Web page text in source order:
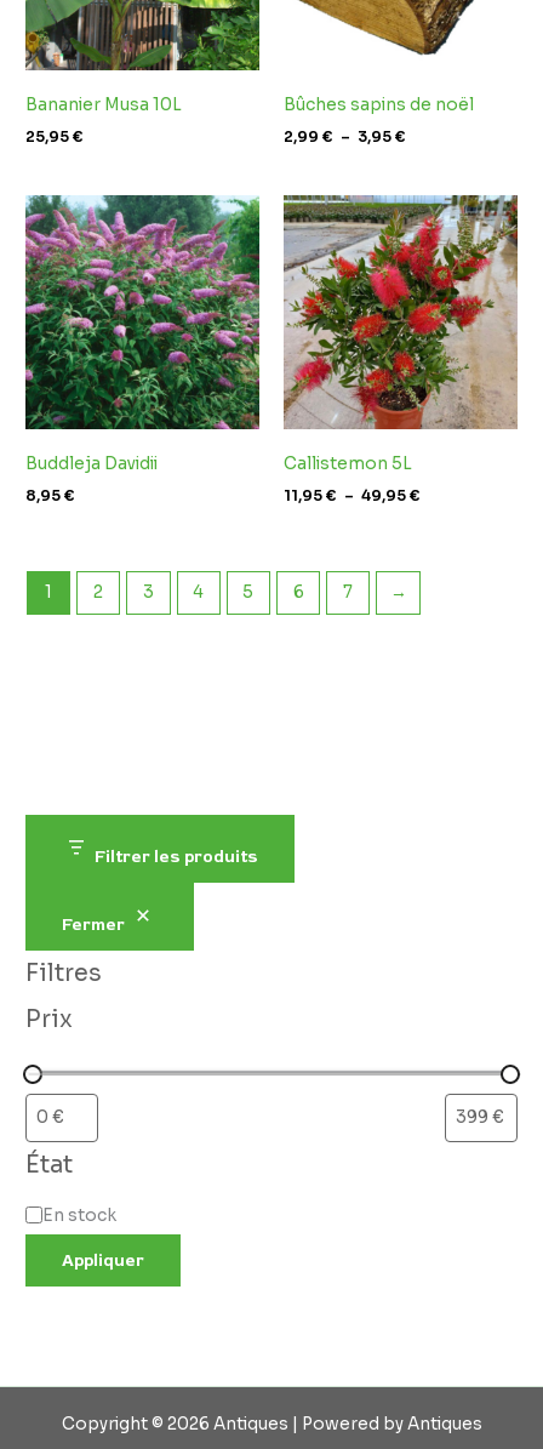
Filtrer les produits
Fermer
Filtres
Prix
État
En stock
Appliquer
Bananier Musa 10L
25,95€
Bûches sapins de noël
2,99 € – 3,95€
Buddleja Davidii
8,95€
Callistemon 5L
11,95€ – 49,95€
Plage
de
prix :
11,95 €
à
49,95 €
1 2 3 4 5 6 7 →
Copyright © 2026 Antiques | Powered by Antiques